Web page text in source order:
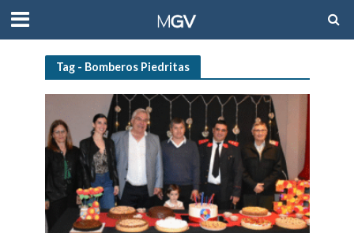
Tag - Bomberos Piedritas